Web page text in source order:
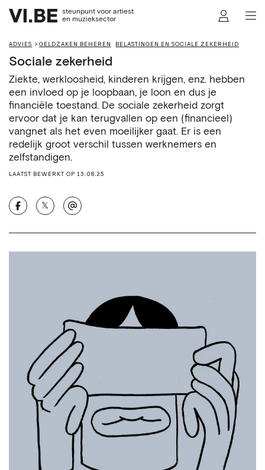
steunpunt voor artiest
en muzieksector
ADVIES GELDZAKEN BEHEREN BELASTINGEN EN SOCIALE ZEKERHEID
Sociale zekerheid
Ziekte, werkloosheid, kinderen krijgen, enz. hebben
een invloed op je loopbaan, je loon en dus je
financiële toestand. De sociale zekerheid zorgt
ervoor dat je kan terugvallen op een (financieel)
vangnet als het even moeilijker gaat. Er is een
redelijk groot verschil tussen werknemers en
zelfstandigen.
LAATST BEWERKT OP 13.08.25
𝕏